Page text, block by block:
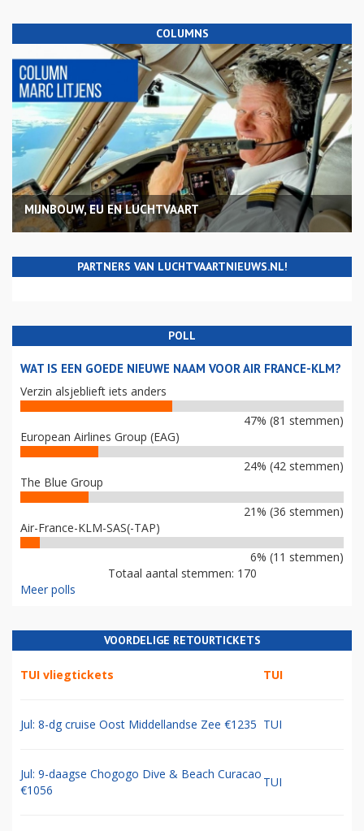
COLUMNS
MIJNBOUW, EU EN LUCHTVAART
PARTNERS VAN LUCHTVAARTNIEUWS.NL!
POLL
WAT IS EEN GOEDE NIEUWE NAAM VOOR AIR FRANCE-KLM?
Verzin alsjeblieft iets anders
47% (81 stemmen)
European Airlines Group (EAG)
24% (42 stemmen)
The Blue Group
21% (36 stemmen)
Air-France-KLM-SAS(-TAP)
6% (11 stemmen)
Totaal aantal stemmen: 170
Meer polls
VOORDELIGE RETOURTICKETS
TUI vliegtickets TUI
Jul: 8-dg cruise Oost Middellandse Zee €1235 TUI
Jul: 9-daagse Chogogo Dive & Beach Curacao
€1056
TUI